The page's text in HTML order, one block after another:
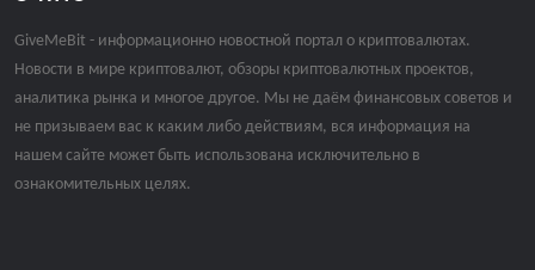
GiveMeBit - информационно новостной портал о криптовалютах.
Новости в мире криптовалют, обзоры криптовалютных проектов,
аналитика рынка и многое другое. Мы не даём финансовых советов и
не призываем вас к каким либо действиям, вся информация на
нашем сайте может быть использована исключительно в
ознакомительных целях.